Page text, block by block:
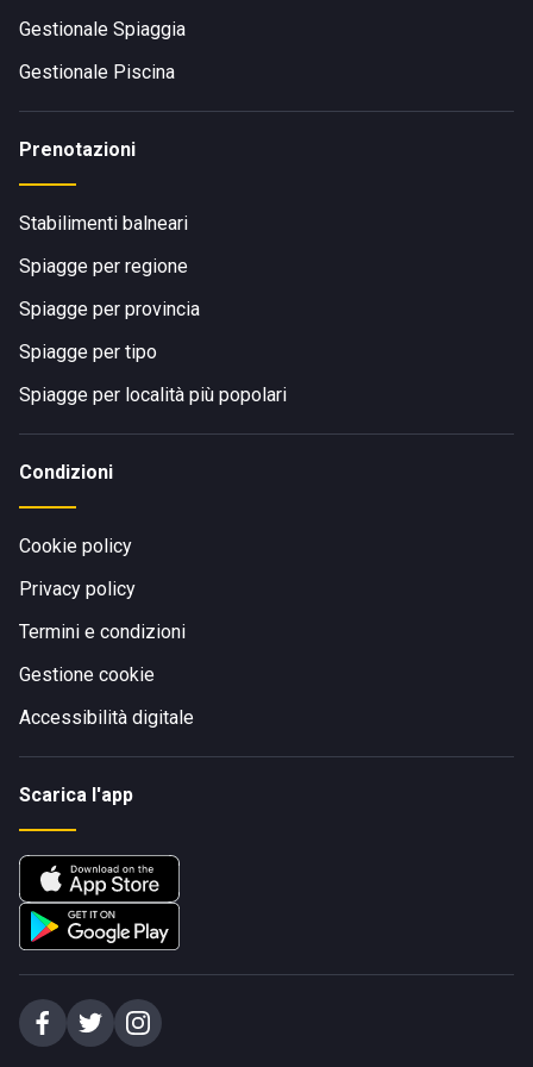
Gestionale Spiaggia
Gestionale Piscina
Prenotazioni
Stabilimenti balneari
Spiagge per regione
Spiagge per provincia
Spiagge per tipo
Spiagge per località più popolari
Condizioni
Cookie policy
Privacy policy
Termini e condizioni
Gestione cookie
Accessibilità digitale
Scarica l'app